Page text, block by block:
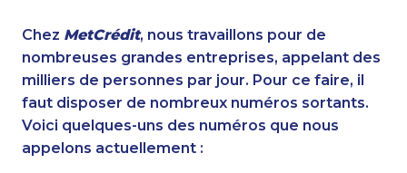
Chez MetCrédit, nous travaillons pour de
nombreuses grandes entreprises, appelant des
milliers de personnes par jour. Pour ce faire, il
faut disposer de nombreux numéros sortants.
Voici quelques-uns des numéros que nous
appelons actuellement :